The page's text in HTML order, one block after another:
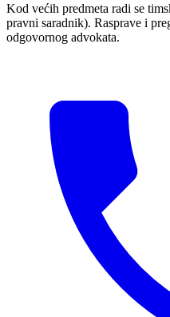
Kod većih predmeta radi se
pravni saradnik). Rasprave i
odgovornog advokata.